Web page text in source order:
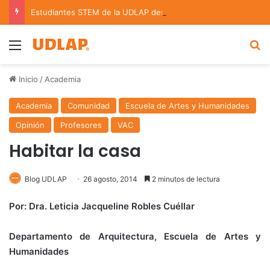
Menu
Inicio / Academia
Academia Comunidad
Escuela de Artes y Humanidades
Opinión
Profesores VAC
Habitar la casa
Blog UDLAP 26 agosto, 2014 2 minutos de lectura
Por: Dra. Leticia Jacqueline Robles Cuéllar
Departamento de Arquitectura, Escuela de Artes y
Humanidades